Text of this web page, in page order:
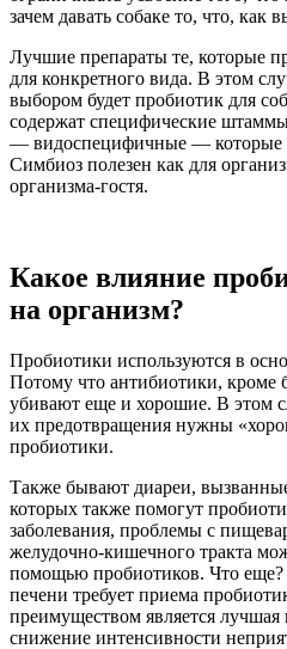
зачем давать собаке то, что, как
Лучшие препараты те, которые
для конкретного вида. В этом
выбором будет пробиотик для
содержат специфические
— видоспецифичные — которые
Симбиоз полезен как для
организма-гостя.
Какое влияние
на организм?
Пробиотики используются в
Потому что антибиотики, кроме
убивают еще и хорошие. В этом
их предотвращения нужны
пробиотики.
Также бывают диареи,
которых также помогут
заболевания, проблемы с
желудочно-кишечного тракта
помощью пробиотиков. Что еще?
печени требует приема
преимуществом является
снижение интенсивности